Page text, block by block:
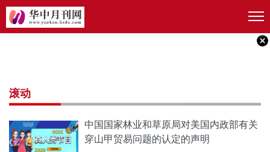
滚动
中国国家林业和草原局对美国内政部有关
穿山甲贸易问题的认定的声明